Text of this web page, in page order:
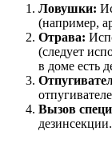
Ловушки:
(например,
Отрава:
(следует
в доме есть
Вызов
дезинсекции.